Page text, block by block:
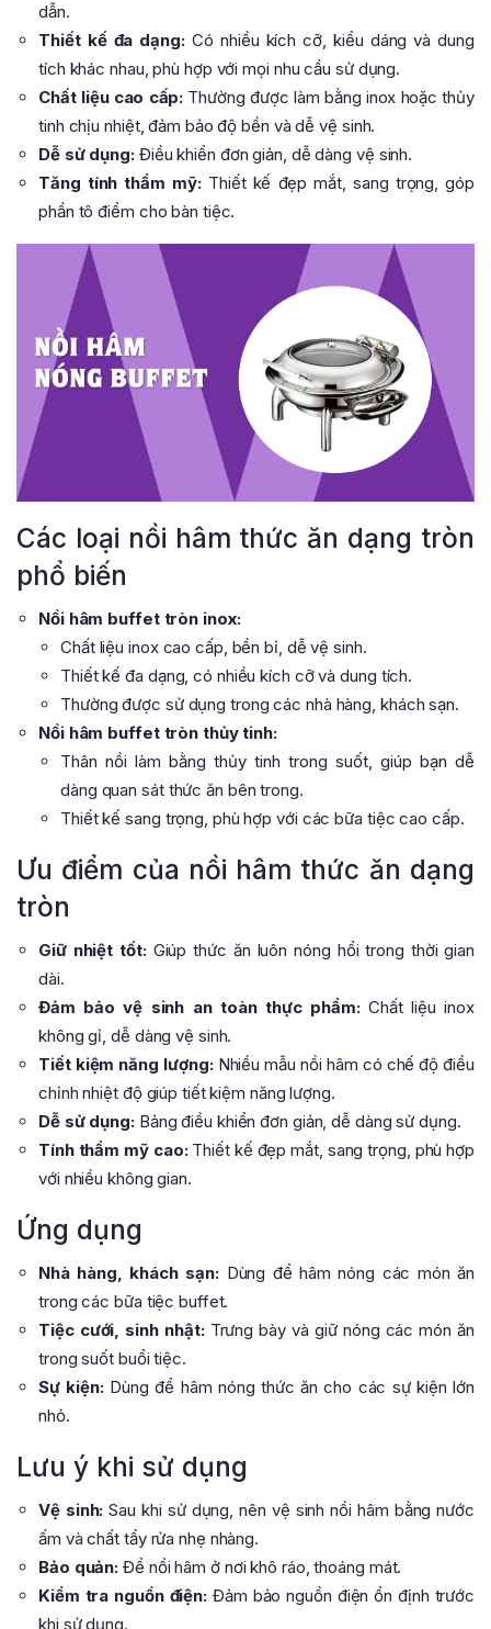
dẫn.
Thiết kế đa dạng:Có nhiều kích cỡ, kiểu dáng và dung
tích khác nhau, phù hợp với mọi nhu cầu sử dụng.
Chất liệu cao cấp: Thường được làm bằng inox hoặc thủy
tinh chịu nhiệt, đảm bảo độ bền và dễ vệ sinh.
Dễ sử dụng:Điều khiển đơn giản, dễ dàng vệ sinh.
Tăng tính thẩm mỹ:Thiết kế đẹp mắt, sang trọng, góp
phần tô điểm cho bàn tiệc.
Các loại nồi hâm thức ăn dạng tròn
phổ biến
Nồi hâm buffet tròn inox:
Chất liệu inox cao cấp, bền bỉ, dễ vệ sinh.
Thiết kế đa dạng, có nhiều kích cỡ và dung tích.
Thường được sử dụng trong các nhà hàng, khách sạn.
Nồi hâm buffet tròn thủy tinh:
Thân nồi làm bằng thủy tinh trong suốt, giúp bạn dễ
dàng quan sát thức ăn bên trong.
Thiết kế sang trọng, phù hợp với các bữa tiệc cao cấp.
Ưu điểm của nồi hâm thức ăn dạng
tròn
Giữ nhiệt tốt:Giúp thức ăn luôn nóng hổi trong thời gian
dài.
Đảm bảo vệ sinh an toàn thực phẩm:Chất liệu inox
không gỉ, dễ dàng vệ sinh.
Tiết kiệm năng lượng:Nhiều mẫu nồi hâm có chế độ điều
chỉnh nhiệt độ giúp tiết kiệm năng lượng.
Dễ sử dụng:Bảng điều khiển đơn giản, dễ dàng sử dụng.
Tính thẩm mỹ cao:Thiết kế đẹp mắt, sang trọng, phù hợp
với nhiều không gian.
Ứng dụng
Nhà hàng, khách sạn: Dùng để hâm nóng các món ăn
trong các bữa tiệc buffet.
Tiệc cưới, sinh nhật:Trưng bày và giữ nóng các món ăn
trong suốt buổi tiệc.
Sự kiện:Dùng để hâm nóng thức ăn cho các sự kiện lớn
nhỏ.
Lưu ý khi sử dụng
Vệ sinh: Sau khi sử dụng, nên vệ sinh nồi hâm bằng nước
ấm và chất tẩy rửa nhẹ nhàng.
Bảo quản: Để nồi hâm ở nơi khô ráo, thoáng mát.
Kiểm tra nguồn điện: Đảm bảo nguồn điện ổn định trước
khi sử dụng.